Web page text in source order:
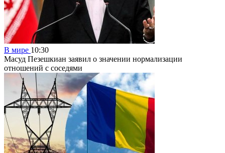
В мире 10:30
Масуд Пезешкиан заявил о значении нормализации
отношений с соседями